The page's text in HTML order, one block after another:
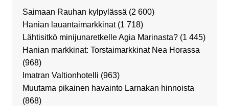
Saimaan Rauhan kylpylässä (2 600)
Hanian lauantaimarkkinat (1 718)
Lähtisitkö minijunaretkelle Agia Marinasta? (1 445)
Hanian markkinat: Torstaimarkkinat Nea Horassa
(968)
Imatran Valtionhotelli (963)
Muutama pikainen havainto Larnakan hinnoista
(868)